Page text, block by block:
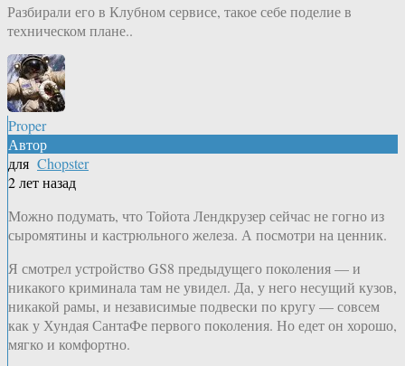
Разбирали его в Клубном сервисе, такое себе поделие в
техническом плане..
Proper
Автор
для Chopster
2 лет назад
Можно подумать, что Тойота Лендкрузер сейчас не гогно из
сыромятины и кастрюльного железа. А посмотри на ценник.
Я смотрел устройство GS8 предыдущего поколения — и
никакого криминала там не увидел. Да, у него несущий кузов,
никакой рамы, и независимые подвески по кругу — совсем
как у Хундая СантаФе первого поколения. Но едет он хорошо,
мягко и комфортно.